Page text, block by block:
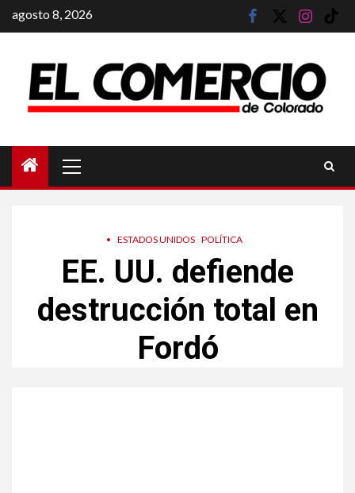
Saltar
al
agosto 8, 2026 facebook
twitterinstagram
tik
principal
• ESTADOS UNIDOS POLÍTICA
EE. UU. defiende
destrucción total en
Fordó